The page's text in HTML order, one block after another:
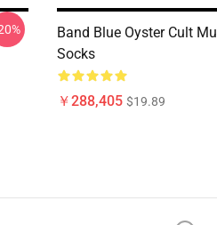
Band Blue Oyster Cult
Socks
￥288,405 $19.89